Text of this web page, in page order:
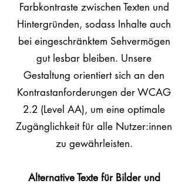
Farbkontraste zwischen Texten und
Hintergründen, sodass Inhalte auch
bei eingeschränktem Sehvermögen
gut lesbar bleiben. Unsere
Gestaltung orientiert sich an den
Kontrastanforderungen der WCAG
2.2 (Level AA), um eine optimale
Zugänglichkeit für alle Nutzer:innen
zu gewährleisten.
Alternative Texte für Bilder und